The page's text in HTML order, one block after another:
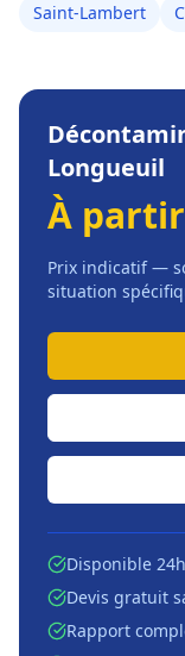
Saint-Lambert
Longueuil
À
Prix indicatif —
situation
Disponible
Devis gratuit
Rapport